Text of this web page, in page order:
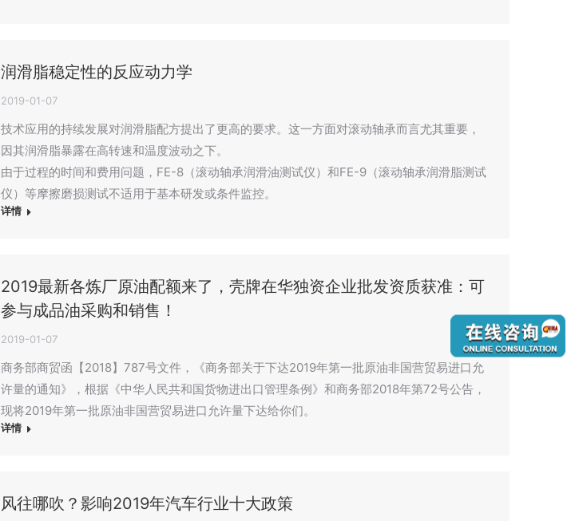
润滑脂稳定性的反应动力学
2019-01-07
技术应用的持续发展对润滑脂配方提出了更高的要求。这一方面对滚动轴承而言尤其重要，
因其润滑脂暴露在高转速和温度波动之下。
由于过程的时间和费用问题，FE-8（滚动轴承润滑油测试仪）和FE-9（滚动轴承润滑脂测试
仪）等摩擦磨损测试不适用于基本研发或条件监控。
详情
2019最新各炼厂原油配额来了，壳牌在华独资企业批发资质获准：可
参与成品油采购和销售！
2019-01-07
商务部商贸函【2018】787号文件，《商务部关于下达2019年第一批原油非国营贸易进口允
许量的通知》，根据《中华人民共和国货物进出口管理条例》和商务部2018年第72号公告，
现将2019年第一批原油非国营贸易进口允许量下达给你们。
详情
风往哪吹？影响2019年汽车行业十大政策